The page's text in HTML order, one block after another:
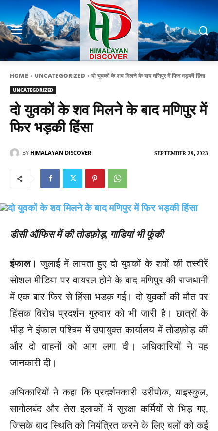
HOME UNCATEGORIZED दो युवकों के शव मिलने के बाद मणिपुर में फिर भड़की हिंसा
UNCATEGORIZED
दो युवकों के शव मिलने के बाद मणिपुर में
फिर भड़की हिंसा
SEPTEMBER 29, 2023
BY HIMALAYAN DISCOVER
डीसी ऑफिस में की तोडफ़ोड़, गाडियां भी फूंकी
इंफाल। जुलाई में लापता हुए दो युवकों के शवों की तस्वीरें
सोशल मीडिया पर वायरल होने के बाद मणिपुर की राजधानी
में एक बार फिर से हिंसा भडक़ गई। दो युवकों की मौत पर
हिंसक विरोध प्रदर्शन गुरुवार को भी जारी है। छात्रों के
भीड़ ने इंफाल पश्चिम में उपायुक्त कार्यालय में तोडफ़ोड़ की
और दो वाहनों को आग लगा दी। अधिकारियों ने यह
जानकारी दी।
अधिकारियों ने कहा कि प्रदर्शनकारी उरीपोक, याइस्कुल,
सागोलबंद और तेरा इलाकों में सुरक्षा कर्मियों से भिड़ गए,
जिसके बाद स्थिति को नियंत्रित करने के लिए बलों को कई